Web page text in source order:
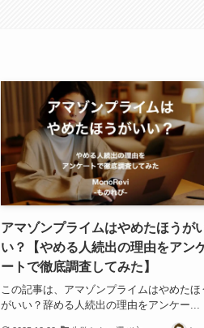
アマゾンプライムはやめたほうが
い？【やめる人続出の理由をアン
ートで徹底調査してみた】
この記事は、アマゾンプライムはやめたほ
がいい？辞める人続出の理由をアンケー...